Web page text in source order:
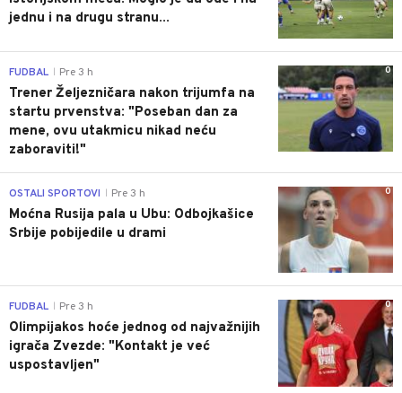
jednu i na drugu stranu...
0
FUDBAL Pre 3 h
Trener Željezničara nakon trijumfa na
startu prvenstva: "Poseban dan za
mene, ovu utakmicu nikad neću
zaboraviti!"
0
OSTALI SPORTOVI Pre 3 h
Moćna Rusija pala u Ubu: Odbojkašice
Srbije pobijedile u drami
0
FUDBAL Pre 3 h
Olimpijakos hoće jednog od najvažnijih
igrača Zvezde: "Kontakt je već
uspostavljen"